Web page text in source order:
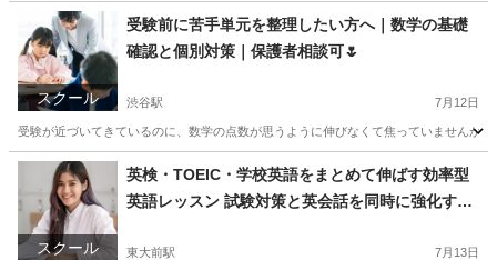
目黒区 武蔵小山駅 英会話 イギリス英語
スクール
受験前に苦手単元を整理したい方へ｜数学の基礎
確認と個別対策｜保護者相談可🌷
渋谷駅 7月12日
受験が近づいてきているのに、数学の点数が思うように伸びなくて焦っていませんか
東京 渋谷区 渋谷駅 家庭教師 数学
スクール
英検・TOEIC・学校英語をまとめて伸ばす効率型
英語レッスン 試験対策と英会話を同時に強化する
東大前駅 7月13日